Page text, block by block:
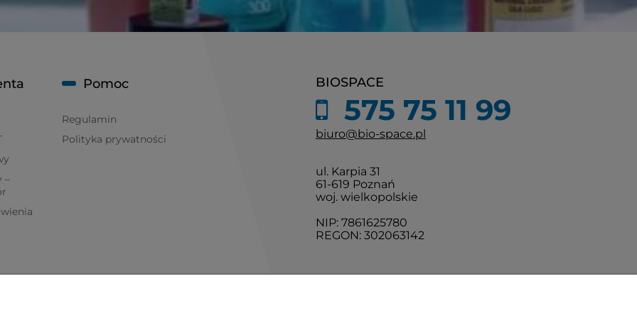
BIOSPACE
575 75 11 99
biuro@bio-space.pl
ul. Karpia 31
61-619 Poznań
woj. wielkopolskie
NIP: 7861625780
REGON: 302063142
–
Pomoc
Regulamin
Polityka prywatności